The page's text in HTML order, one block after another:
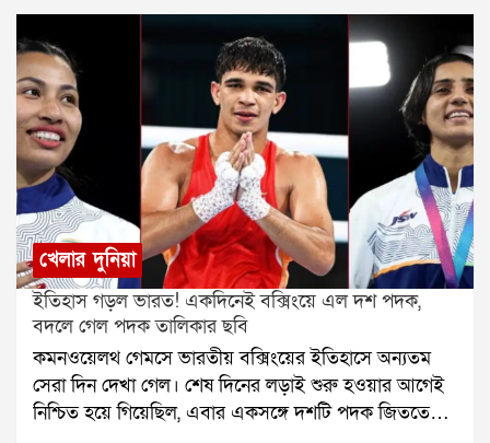
খেলার দুনিয়া
ইতিহাস গড়ল ভারত! একদিনেই বক্সিংয়ে এল দশ পদক,
বদলে গেল পদক তালিকার ছবি
কমনওয়েলথ গেমসে ভারতীয় বক্সিংয়ের ইতিহাসে অন্যতম
সেরা দিন দেখা গেল। শেষ দিনের লড়াই শুরু হওয়ার আগেই
নিশ্চিত হয়ে গিয়েছিল, এবার একসঙ্গে দশটি পদক জিততে